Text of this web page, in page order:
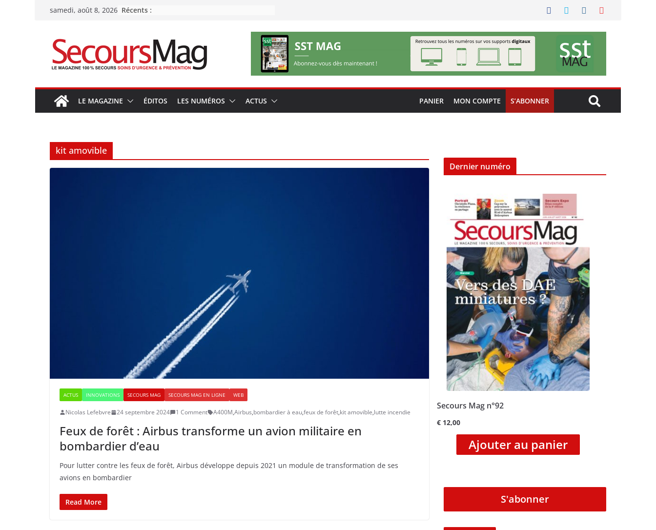
Passersamedi, août 8, 2026 Récents :
LE MAGAZINE ÉDITOS LES NUMÉROS ACTUS PANIER MON COMPTE S’ABONNER
kit amovible
ACTUS INNOVATIONS SECOURS MAG SECOURS MAG EN LIGNE WEB
Nicolas Lefebvre 24 septembre 2024 1 Comment A400M,Airbus,bombardier à eau,feux de forêt,kit amovible,lutte incendie
Feux de forêt : Airbus transforme un avion militaire en
bombardier d’eau
Pour lutter contre les feux de forêt, Airbus développe depuis 2021 un module de transformation de ses
avions en bombardier
Read More
Dernier numéro
Secours Mag n°92
€ 12,00
Ajouter au panier
S'abonner